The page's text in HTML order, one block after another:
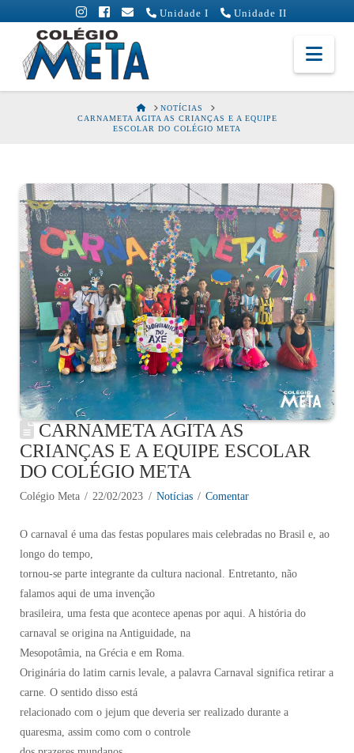
Unidade I Unidade II
Colégio
Meta
HOMENOTÍCIAS
CARNAMETA AGITA AS CRIANÇAS E A EQUIPE
ESCOLAR DO COLÉGIO META
CARNAMETA AGITA AS
CRIANÇAS E A EQUIPE ESCOLAR
DO COLÉGIO META
Colégio Meta 22/02/2023 Notícias Comentar
O carnaval é uma das festas populares mais celebradas no Brasil e, ao
longo do tempo,
tornou-se parte integrante da cultura nacional. Entretanto, não
falamos aqui de uma invenção
brasileira, uma festa que acontece apenas por aqui. A história do
carnaval se origina na Antiguidade, na
Mesopotâmia, na Grécia e em Roma.
Originária do latim carnis levale, a palavra Carnaval significa retirar a
carne. O sentido disso está
relacionado com o jejum que deveria ser realizado durante a
quaresma, assim como com o controle